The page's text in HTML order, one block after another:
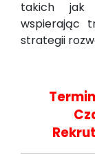
takich jak
wspierając
strategii